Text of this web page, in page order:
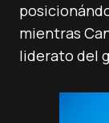
mientras
liderato del